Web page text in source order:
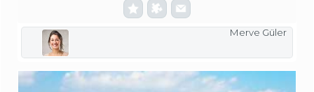
Merve Güler